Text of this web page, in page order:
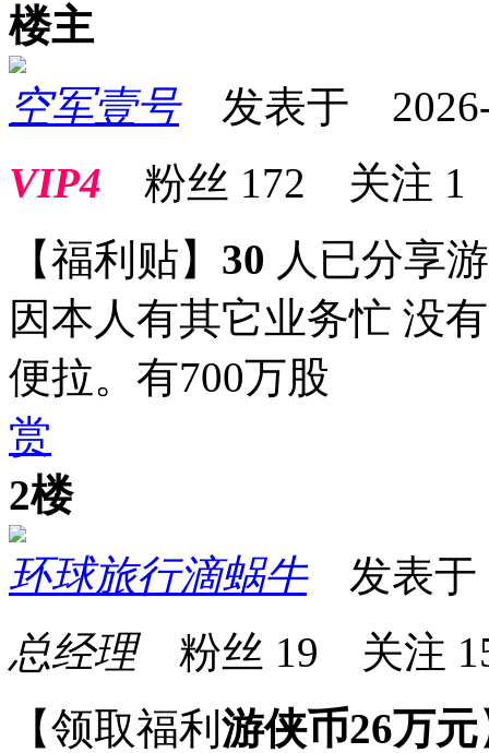
楼主
空军壹号发表于 2026-
VIP4 粉丝 172 关注 1
【福利贴】 30 人已分享
因本人有其它业务忙 没
便拉。有700万股
赏
2楼
环球旅行滴蜗牛发表于
总经理粉丝 19 关注
【领取福利 游侠币26万元